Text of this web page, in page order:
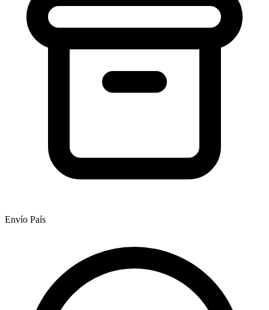
Envío País